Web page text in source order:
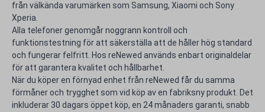
från välkända varumärken som Samsung, Xiaomi och Sony
Xperia.
Alla telefoner genomgår noggrann kontroll och
funktionstestning för att säkerställa att de håller hög standard
och fungerar felfritt. Hos reNewed används enbart originaldelar
för att garantera kvalitet och hållbarhet.
När du köper en förnyad enhet från reNewed får du samma
förmåner och trygghet som vid köp av en fabriksny produkt. Det
inkluderar 30 dagars öppet köp, en 24 månaders garanti, snabb